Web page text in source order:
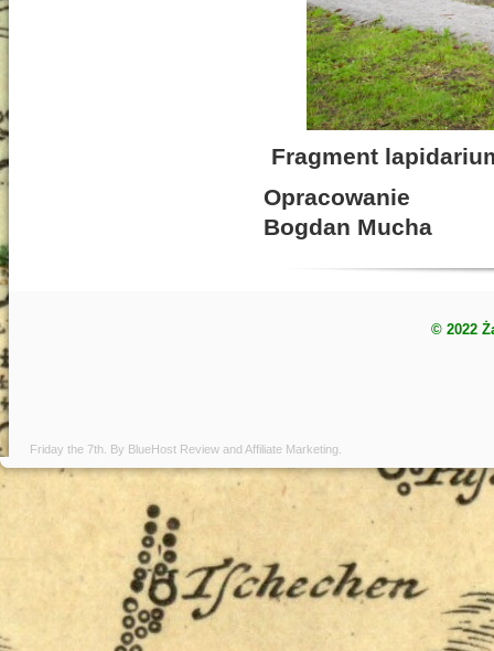
Fragment
Opracowanie
Bogdan Mucha
© 2022
Friday the 7th. By BlueHost Review andAffiliate Marketing